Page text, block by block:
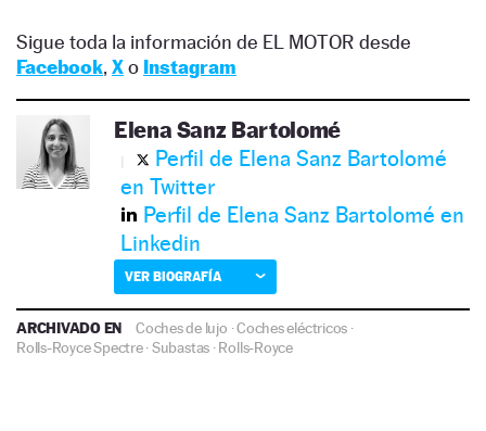
Sigue toda la información de EL MOTOR desde
Facebook, Xo Instagram
Elena Sanz Bartolomé
Perfil de Elena Sanz Bartolomé
en Twitter
Perfil de Elena Sanz Bartolomé en
Linkedin
VER BIOGRAFÍA
ARCHIVADO EN Coches de lujo ·Coches eléctricos ·
Rolls-Royce Spectre·Subastas ·Rolls-Royce